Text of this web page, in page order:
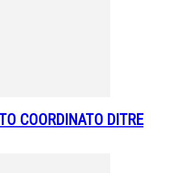
COORDINATO DITRE